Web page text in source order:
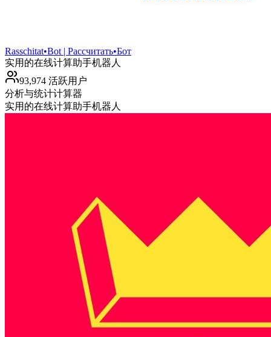
Rasschitat•Bot | Рассчитать•Бот
实用的在线计算助手机器人
93,974 活跃用户
分析与统计计算器
实用的在线计算助手机器人